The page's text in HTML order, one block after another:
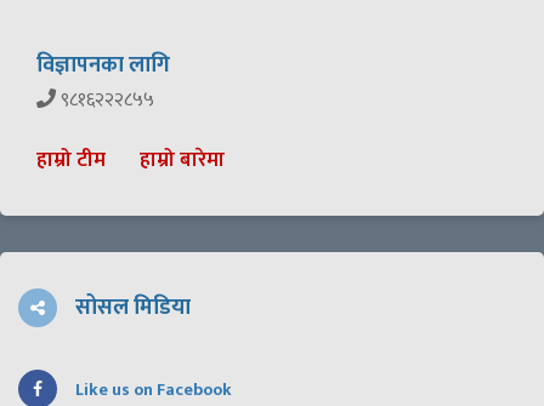
विज्ञापनका लागि
९८१६२२२८५५
हाम्रो टीम हाम्रो बारेमा
सोसल मिडिया
Like us on Facebook